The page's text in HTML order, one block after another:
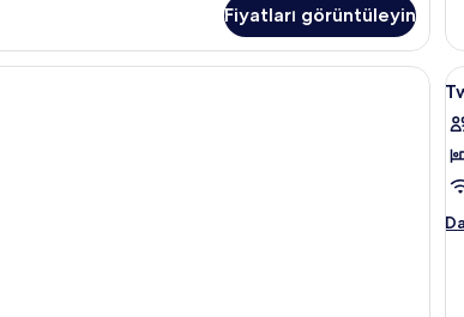
Fiyatları görüntüleyin
perde, ücretsiz kablosuz İnternet, çarşaf takımı